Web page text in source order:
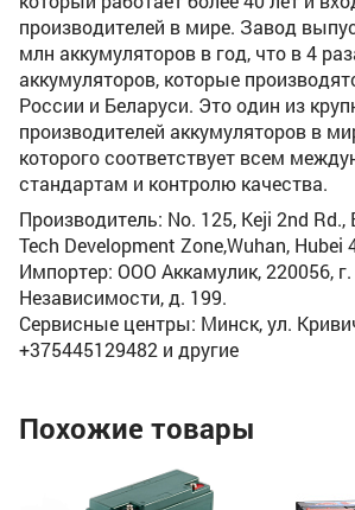
производителей в мире. Завод
млн аккумуляторов в год, что в 4
аккумуляторов, которые
России и Беларуси. Это один из
производителей аккумуляторов в
которого соответствует всем
стандартам и контролю качества.
Производитель: No. 125, Keji 2nd Rd.,
Tech Development Zone,Wuhan, Hubei
Импортер: ООО Аккамулик, 220056,
Независимости, д. 199.
Сервисные центры: Минск, ул.
+375445129482 и другие
Похожие товары